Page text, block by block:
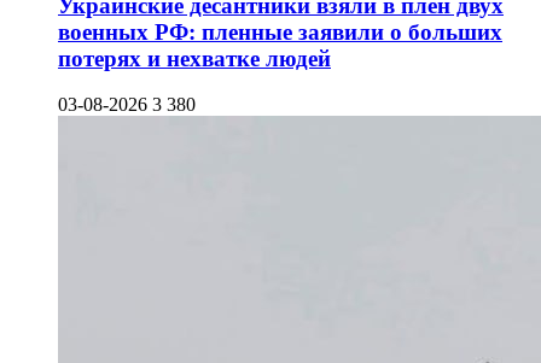
Украинские десантники взяли в плен двух
военных РФ: пленные заявили о больших
потерях и нехватке людей
03-08-2026 3 380